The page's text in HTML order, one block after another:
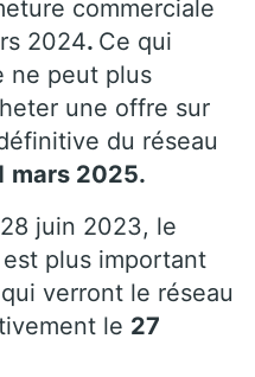
commerciale
2024. Ce qui
ne peut plus
une offre sur
du réseau
mars 2025.
juin 2023, le
plus important
verront le réseau
le 27